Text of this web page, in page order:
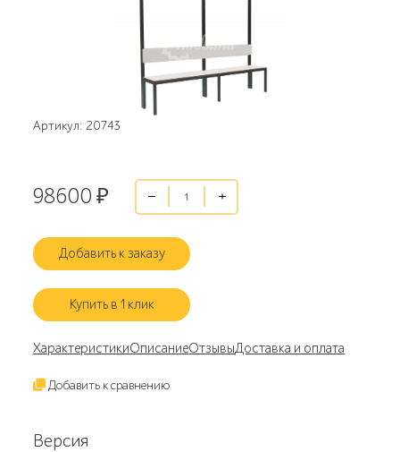
Артикул: 20743
98600 ₽
Добавить к заказу
Купить в 1 клик
ХарактеристикиОписаниеОтзывыДоставка и оплата
Добавить к сравнению
Версия